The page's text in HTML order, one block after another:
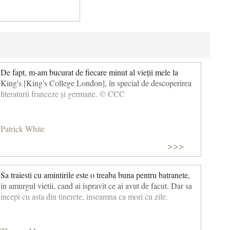
De fapt, m-am bucurat de fiecare minut al vieții mele la
King's [King's College London], în special de descoperirea
literaturii franceze și germane. © CCC
Patrick White
>>>
Sa traiesti cu amintirile este o treaba buna pentru batranete,
in amurgul vietii, cand ai ispravit ce ai avut de facut. Dar sa
incepi cu asta din tinerete, inseamna ca mori cu zile.